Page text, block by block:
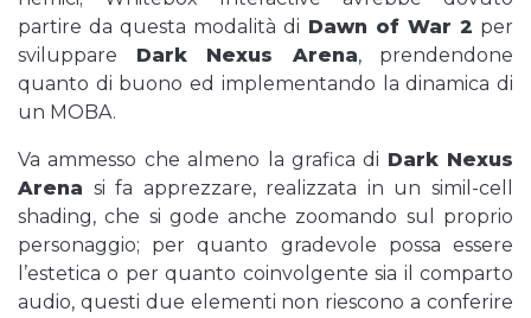
partire da questa modalità di Dawn of War 2 per
sviluppare Dark Nexus Arena, prendendone
quanto di buono ed implementando la dinamica di
un MOBA.
Va ammesso che almeno la grafica di Dark Nexus
Arena si fa apprezzare, realizzata in un simil-cell
shading, che si gode anche zoomando sul proprio
personaggio; per quanto gradevole possa essere
l’estetica o per quanto coinvolgente sia il comparto
audio, questi due elementi non riescono a conferire